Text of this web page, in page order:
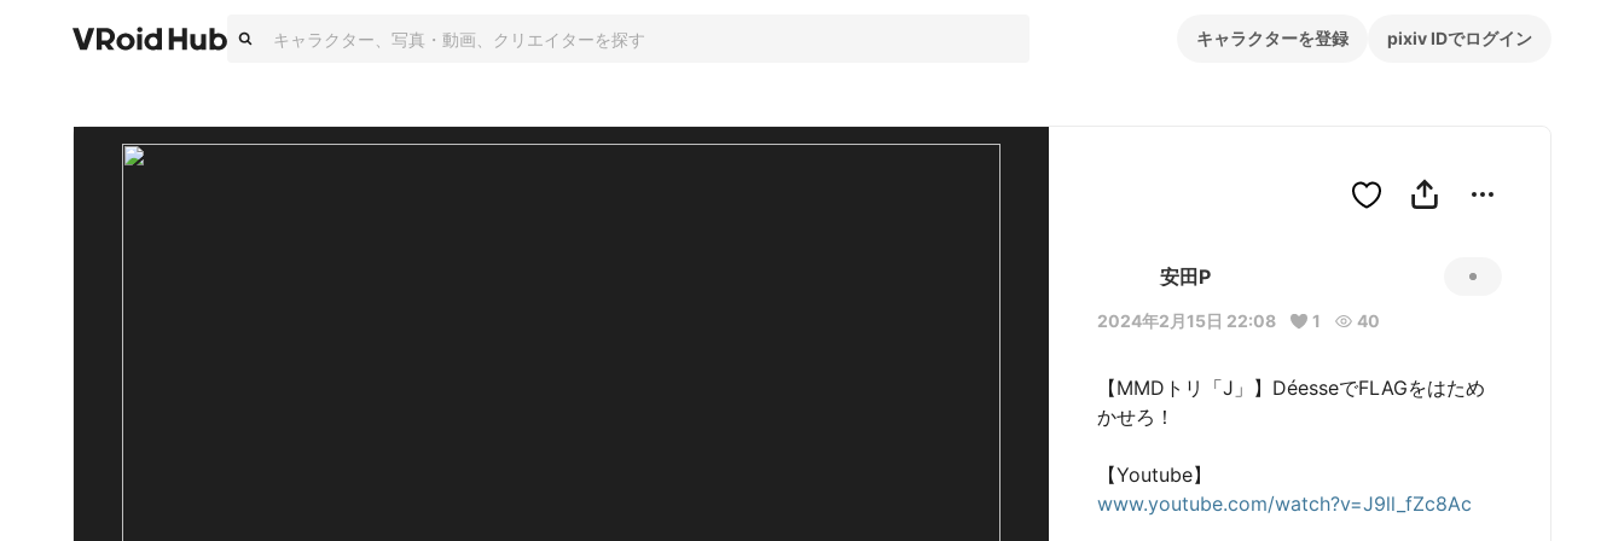
キャラクターを登録 pixiv IDでログイン
安田P
2024年2月15日 22:08 1 40
【MMDトリ「J」】DéesseでFLAGをはため
かせろ！
www.youtube.com/watch?v=J9ll_fZc8Ac